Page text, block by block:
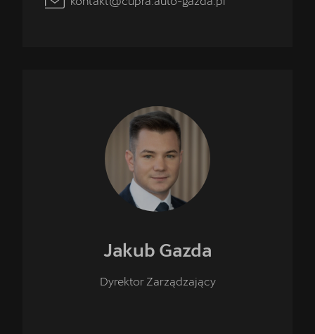
Jakub Gazda
Dyrektor Zarządzający